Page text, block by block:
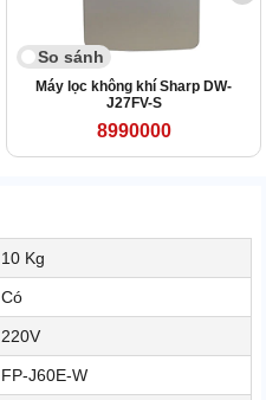
So sánh
Máy lọc không khí Sharp DW-
J27FV-S
8990000
10 Kg
Có
220V
FP-J60E-W